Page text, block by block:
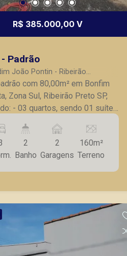
R$ 385.000,00 V
Padrão
João Pontin - Ribeirão
SP
com 80,00m² em Bonfim
Zona Sul, Ribeirão Preto SP,
01 suíte;
2 ambientes; - banheiro
- cozinha; - lavanderia - quintal -
- 02 vagas garagem com
Seja para vender,
adquirir seu imóvel entre em
em Ribeirão Preto.
2
Banho
2
Garagens
160m²
Terreno